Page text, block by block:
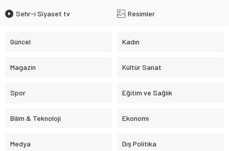
Sehr-i Siyaset tv Resimler
Güncel Kadın
Magazin Kültür Sanat
Spor Eğitim ve Sağlık
Bilim & Teknoloji Ekonomi
Medya Dış Politika